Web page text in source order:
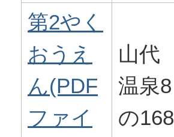
第2やく
おうえ
ん(PDF
ファイ
山代
温泉8
の168